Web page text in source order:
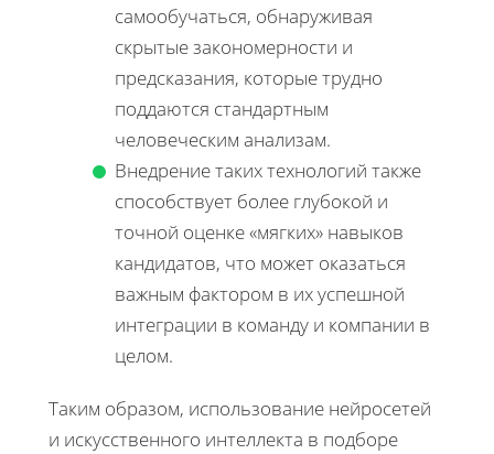
самообучаться, обнаруживая
скрытые закономерности и
предсказания, которые трудно
поддаются стандартным
человеческим анализам.
Внедрение таких технологий также
способствует более глубокой и
точной оценке «мягких» навыков
кандидатов, что может оказаться
важным фактором в их успешной
интеграции в команду и компании в
целом.
Таким образом, использование нейросетей
и искусственного интеллекта в подборе